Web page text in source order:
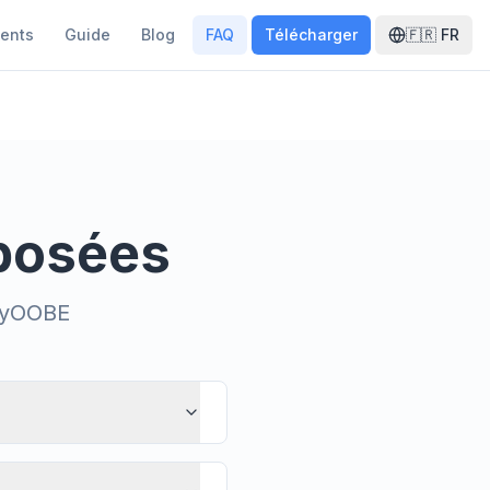
Guide Blog FAQ Télécharger 🇫🇷 FR